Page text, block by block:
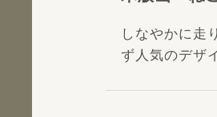
しなやかに走
ず人気のデザ